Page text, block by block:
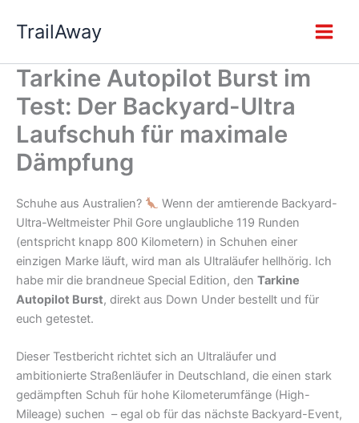
InhaltTrailAway
Tarkine Autopilot Burst im
Test: Der Backyard-Ultra
Laufschuh für maximale
Dämpfung
Schuhe aus Australien?
Wenn der amtierende Backyard-
Ultra-Weltmeister Phil Gore unglaubliche 119 Runden
(entspricht knapp 800 Kilometern) in Schuhen einer
einzigen Marke läuft, wird man als Ultraläufer hellhörig. Ich
habe mir die brandneue Special Edition, den Tarkine
Autopilot Burst, direkt aus Down Under bestellt und für
euch getestet.
Dieser Testbericht richtet sich an Ultraläufer und
ambitionierte Straßenläufer in Deutschland, die einen stark
gedämpften Schuh für hohe Kilometerumfänge (High-
Mileage) suchen – egal ob für das nächste Backyard-Event,